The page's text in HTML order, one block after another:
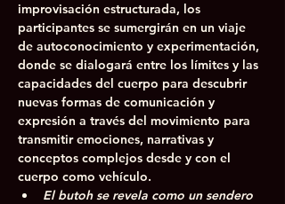
improvisación estructurada, los
participantes se sumergirán en un viaje
de autoconocimiento y experimentación,
donde se dialogará entre los límites y las
capacidades del cuerpo para descubrir
nuevas formas de comunicación y
expresión a través del movimiento para
transmitir emociones, narrativas y
conceptos complejos desde y con el
cuerpo como vehículo.
El butoh se revela como un sendero